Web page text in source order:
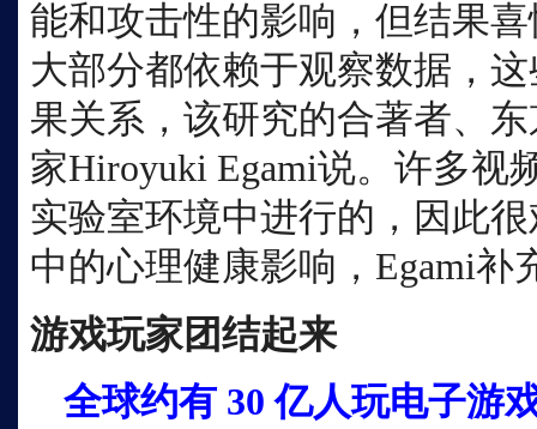
能和攻击性的影响，但结果
大部分都依赖于观察数据，
果关系，该研究的合著者、
家Hiroyuki Egami说。许多视
实验室环境中进行的，因此
中的心理健康影响，Egami补
游戏玩家团结起来
全球约有 30 亿人玩电子游